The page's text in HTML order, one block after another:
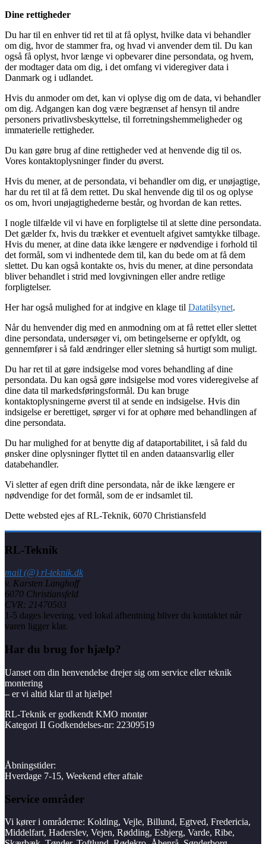
Dine rettigheder
Du har til en enhver tid ret til at få oplyst, hvilke data vi behandler
om dig, hvor de stammer fra, og hvad vi anvender dem til. Du kan
også få oplyst, hvor længe vi opbevarer dine persondata, og hvem,
der modtager data om dig, i det omfang vi videregiver data i
Danmark og i udlandet.
Hvis du anmoder om det, kan vi oplyse dig om de data, vi behandler
om dig. Adgangen kan dog være begrænset af hensyn til andre
personers privatlivsbeskyttelse, til forretningshemmeligheder og
immaterielle rettigheder.
Du kan gøre brug af dine rettigheder ved at henvende dig til os.
Vores kontaktoplysninger finder du øverst.
Hvis du mener, at de persondata, vi behandler om dig, er unøjagtige,
har du ret til at få dem rettet. Du skal henvende dig til os og oplyse
os om, hvori unøjagtighederne består, og hvordan de kan rettes.
I nogle tilfælde vil vi have en forpligtelse til at slette dine persondata.
Det gælder fx, hvis du trækker et eventuelt afgivet samtykke tilbage.
Hvis du mener, at dine data ikke længere er nødvendige i forhold til
det formål, som vi indhentede dem til, kan du bede om at få dem
slettet. Du kan også kontakte os, hvis du mener, at dine persondata
bliver behandlet i strid med lovgivningen eller andre retlige
forpligtelser.
Her har også mulighed for at indgive en klage til Datatilsynet.
Når du henvender dig med en anmodning om at få rettet eller slettet
dine persondata, undersøger vi, om betingelserne er opfyldt, og
gennemfører i så fald ændringer eller sletning så hurtigt som muligt.
Du har ret til at gøre indsigelse mod vores behandling af dine
persondata. Du kan også gøre indsigelse mod vores videregivelse af
dine data til markedsføringsformål. Du kan bruge
kontaktoplysningerne øverst til at sende en indsigelse. Hvis din
indsigelse er berettiget, sørger vi for at ophøre med behandlingen af
dine persondata.
Du har mulighed for at benytte dig af dataportabilitet, i så fald du
ønsker dine oplysninger flyttet til en anden dataansvarlig eller
databehandler.
Vi sletter af egen drift dine persondata, når de ikke længere er
nødvendige for det formål, som de er indsamlet til.
Dette websted ejes af RL-Teknik, 6070 Christiansfeld
RL-Teknik
mail (@) rl-teknik.dk
v. Karsten Langhoff
6070 Christiansfeld
CVR: 21470503
1-5 dages levering, ved lokal afhentning bliver du kontaktet når
varen ligger klar.
Har du brug for hjælp?
Uanset om din henvendelse drejer sig om service eller teknik
montering
– er vi altid klar til at hjælpe!
RL-Teknik er godkendt KMO montør
Kategori II Godkendelses-nr: 22309519
Åbningstider:
Hverdage 7-15, Weekend efter aftale
Service områder
Vi kører i områderne: Kolding, Vejle, Billund, Egtved, Fredericia,
Middelfart, Haderslev, Vejen, Rødding, Esbjerg, Varde, Ribe,